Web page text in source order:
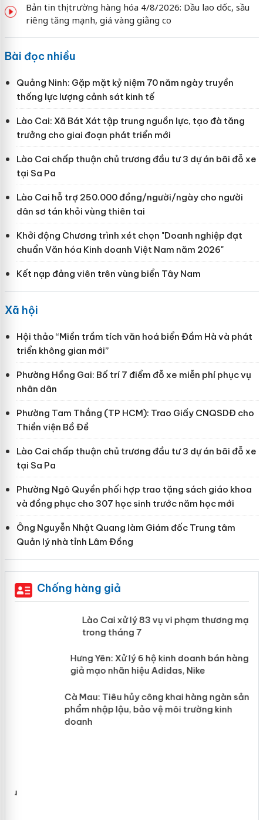
Bản tin thị trường hàng hóa 4/8/2026: Dầu lao dốc, sầu
riêng tăng mạnh, giá vàng giằng co
Bài đọc nhiều
Quảng Ninh: Gặp mặt kỷ niệm 70 năm ngày truyền
thống lực lượng cảnh sát kinh tế
Lào Cai: Xã Bát Xát tập trung nguồn lực, tạo đà tăng
trưởng cho giai đoạn phát triển mới
Lào Cai chấp thuận chủ trương đầu tư 3 dự án bãi đỗ xe
tại Sa Pa
Lào Cai hỗ trợ 250.000 đồng/người/ngày cho người
dân sơ tán khỏi vùng thiên tai
Khởi động Chương trình xét chọn "Doanh nghiệp đạt
chuẩn Văn hóa Kinh doanh Việt Nam năm 2026"
Kết nạp đảng viên trên vùng biển Tây Nam
Xã hội
Hội thảo “Miền trầm tích văn hoá biển Đầm Hà và phát
triển không gian mới”
Phường Hồng Gai: Bố trí 7 điểm đỗ xe miễn phí phục vụ
nhân dân
Phường Tam Thắng (TP HCM): Trao Giấy CNQSDĐ cho
Thiền viện Bồ Đề
Lào Cai chấp thuận chủ trương đầu tư 3 dự án bãi đỗ xe
tại Sa Pa
Phường Ngô Quyền phối hợp trao tặng sách giáo khoa
và đồng phục cho 307 học sinh trước năm học mới
Ông Nguyễn Nhật Quang làm Giám đốc Trung tâm
Quản lý nhà tỉnh Lâm Đồng
Chống hàng giả
Lào Cai xử lý 83 vụ vi phạm thương
mại trong tháng 7
Hưng Yên: Xử lý 6 hộ kinh doanh bán
hàng giả mạo nhãn hiệu Adidas, Nike